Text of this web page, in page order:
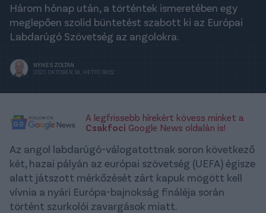
Három hónap után, a történtek ismeretében egy
meglepően szolid büntetést szabott ki az Európai
Labdarúgó Szövetség az angolokra.
NYIKES ZOLTÁN
2021. OKTÓBER 18., HÉTFŐ 18:02
A legfrissebb hírekért kövess minket a
Csakfoci Google News oldalán is!
Az angol labdarúgó-válogatottnak soron következő
két, hazai pályán az európai szövetség (UEFA) égisze
alatt játszott mérkőzését zárt kapuk mögött kell
vívnia a nyári Európa-bajnokság fináléja során
történt szurkolói zavargások miatt.